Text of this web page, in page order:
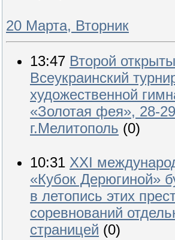
20 Марта, Вторник
13:47 Второй
Всеукраинский
художественной
«Золотая фея», 28-
г.Мелитополь (0)
10:31 XXI
«Кубок Дерюгиной»
в летопись этих
соревнований
страницей (0)